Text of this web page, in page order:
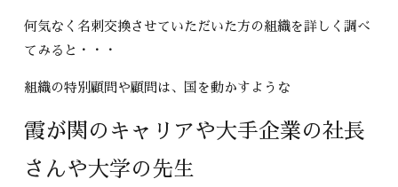
何気なく名刺交換させていただいた方の組織を詳しく調べ
てみると・・・
組織の特別顧問や顧問は、国を動かすような
霞が関のキャリアや大手企業の社長
さんや大学の先生